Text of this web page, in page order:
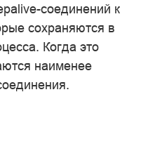
соединений к
сохраняются в
Когда это
наименее